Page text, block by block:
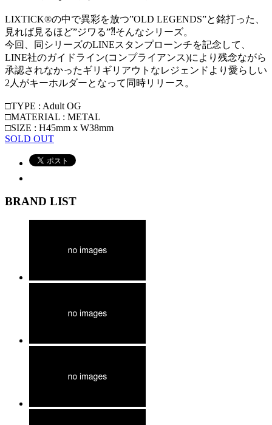
LIXTICK®︎の中で異彩を放つ”OLD LEGENDS”と銘打った、
見れば見るほど”ジワる”⁈そんなシリーズ。
今回、同シリーズのLINEスタンプローンチを記念して、
LINE社のガイドライン(コンプライアンス)により残念ながら
承認されなかったギリギリアウトなレジェンドより愛らしい
2人がキーホルダーとなって同時リリース。
□TYPE : Adult OG
□MATERIAL : METAL
□SIZE : H45mm x W38mm
SOLD OUT
BRAND LIST